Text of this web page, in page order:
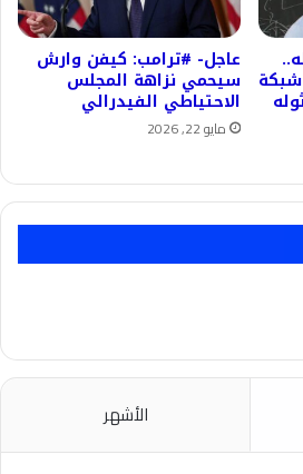
عاجل- #ترامب: كيفن وارش
سيحمي نزاهة المجلس
الاحتياطي الفيدرالي
مايو 22, 2026
الأشهر